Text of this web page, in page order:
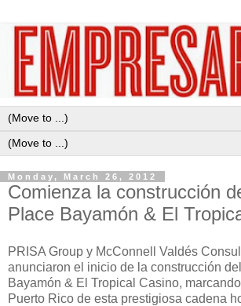
Monday, March 26, 2012
Comienza la construcción
Place Bayamón & El
PRISA Group y McConnell Valdés
anunciaron el inicio de la construcción
Bayamón & El Tropical Casino,
Puerto Rico de esta prestigiosa cadena